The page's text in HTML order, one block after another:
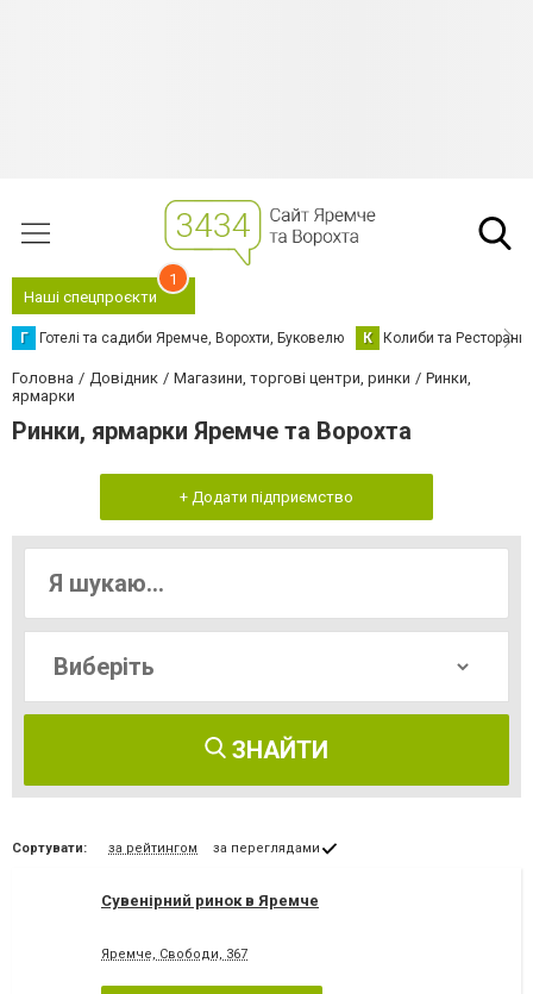
Наші спецпроєкти
1
Г Готелі та садиби Яремче, Ворохти, Буковелю К Колиби та Ресторани
Головна Довідник Магазини, торгові центри, ринки
Ринки,
ярмарки
Ринки, ярмарки Яремче та Ворохта
+ Додати підприємство
ЗНАЙТИ
Сортувати: за рейтингом за переглядами
Сувенірний ринок в Яремче
Яремче, Свободи, 367